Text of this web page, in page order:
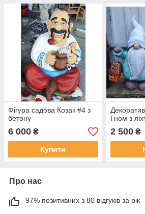
Фігура садова Козак #4 з
бетону
6 000 ₴
Купити
Гном з
2 500₴
Про нас
97% позитивних з 80 відгуків за рік